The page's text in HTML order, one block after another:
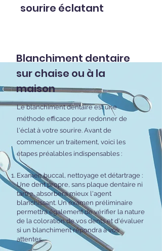
sourire éclatant
Blanchiment dentaire
sur chaise ou à la
maison
Le blanchiment dentaire est une
méthode efficace pour redonner de
l'éclat à votre sourire. Avant de
commencer un traitement, voici les
étapes préalables indispensables :
Examen buccal, nettoyage et détartrage :
Une dent propre, sans plaque dentaire ni
tartre, absorbera mieux l'agent
blanchissant. Un examen préliminaire
permettra également de vérifier la nature
de la coloration de vos dents et d'évaluer
si un blanchiment répondra à vos
attentes.